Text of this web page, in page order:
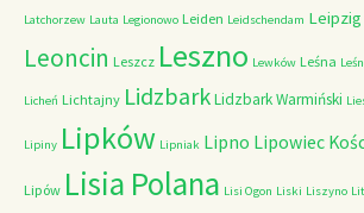
Latchorzew Lauta Legionowo Leiden Leidschendam Leipzig
Leoncin Leszcz Leszno Lewków Leśna
Licheń Lichtajny LidzbarkLidzbark Warmiński
Lipiny Lipków Lipniak Lipno Lipowiec
Lipów Lisia Polana Lisi Ogon Liski Liszyno